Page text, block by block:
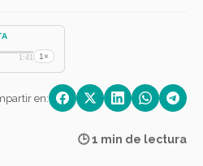
1:41 1×
en:
🕒 1 min de lectura